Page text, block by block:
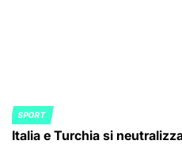
POSTED
IN
SPORT
Italia e Turchia si